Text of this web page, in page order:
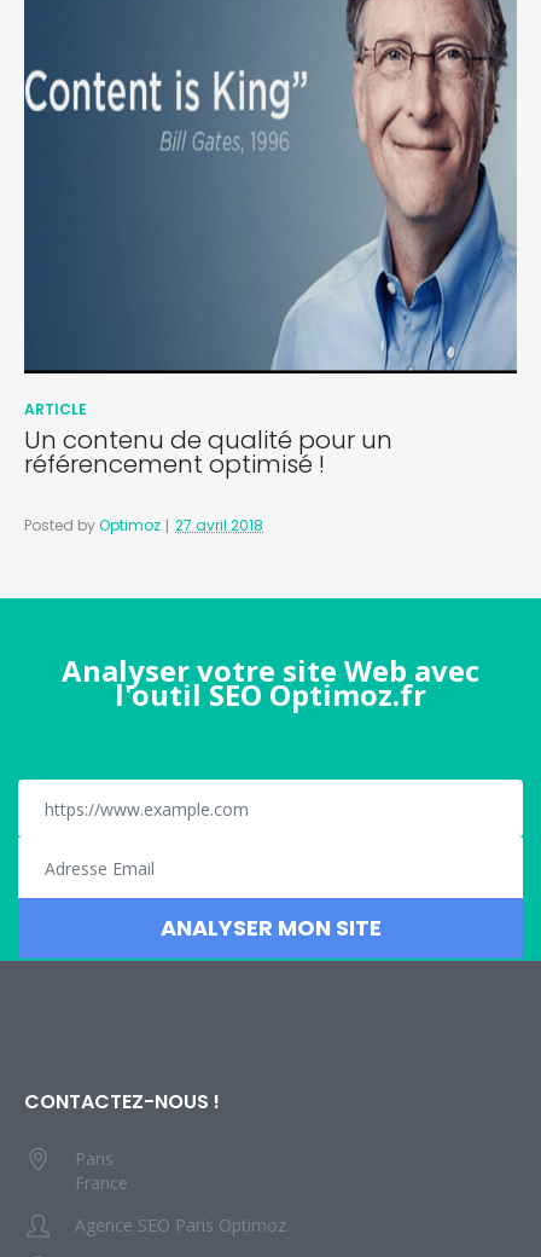
ARTICLE
Un contenu de qualité pour un
référencement optimisé !
Posted byOptimoz 27 avril 2018
Analyser votre site Web avec
l'outil SEO Optimoz.fr
CONTACTEZ-NOUS !
Paris
France
Agence SEO Paris Optimoz